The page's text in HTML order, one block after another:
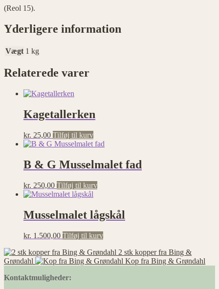
(Reol 15).
Yderligere information
Vægt 1 kg
Relaterede varer
Kagetallerken
kr. 25,00 Tilføj til kurv
B & G Musselmalet fad
kr. 250,00 Tilføj til kurv
Musselmalet lågskål
kr. 1.500,00 Tilføj til kurv
2 stk kopper fra Bing &
Grøndahl
Kop fra Bing & Grøndahl
Kontaktmuligheder: